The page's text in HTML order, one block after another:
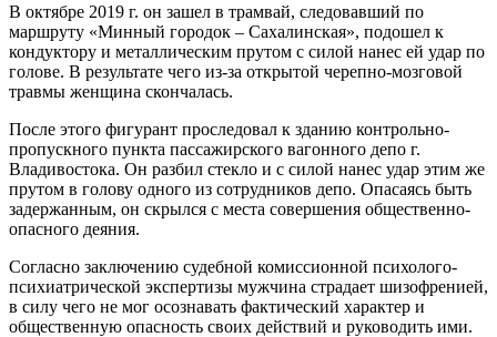
В октябре 2019 г. он зашел в трамвай, следовавший по
маршруту «Минный городок – Сахалинская», подошел к
кондуктору и металлическим прутом с силой нанес ей удар по
голове. В результате чего из-за открытой черепно-мозговой
травмы женщина скончалась.
После этого фигурант проследовал к зданию контрольно-
пропускного пункта пассажирского вагонного депо г.
Владивостока. Он разбил стекло и с силой нанес удар этим же
прутом в голову одного из сотрудников депо. Опасаясь быть
задержанным, он скрылся с места совершения общественно-
опасного деяния.
Согласно заключению судебной комиссионной психолого-
психиатрической экспертизы мужчина страдает шизофренией,
в силу чего не мог осознавать фактический характер и
общественную опасность своих действий и руководить ими.